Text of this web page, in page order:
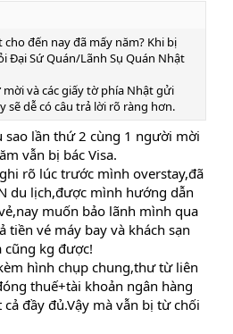
đến nay đã mấy năm? Khi bị
Đại Sứ Quán/Lãnh Sụ Quán Nhật
và các giấy tờ phía Nhật gửi
sẽ dễ có câu trả lời rõ ràng hơn.
sao lần thứ 2 cùng 1 người mời
vẫn bị bác Visa.
rõ lúc trước mình overstay,đã
du lịch,được mình hướng dẫn
muốn bảo lãnh mình qua
tiền vé máy bay và khách sạn
cũng kg được!
hình chụp chung,thư từ liên
thuế+tài khoản ngân hàng
đầy đủ.Vậy mà vẫn bị từ chối